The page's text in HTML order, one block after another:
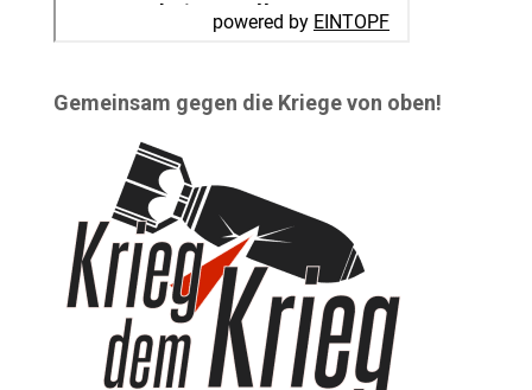
Gemeinsam gegen die Kriege von oben!